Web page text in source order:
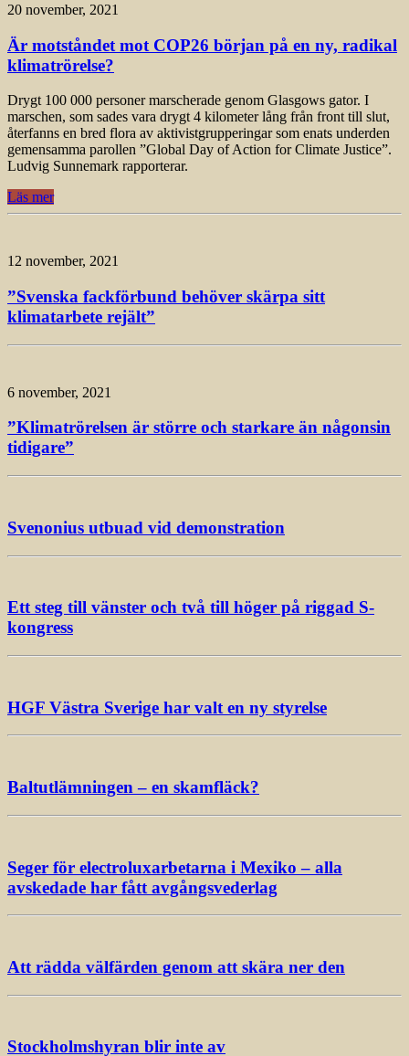
20 november, 2021
Är motståndet mot COP26 början på en ny, radikal
klimatrörelse?
Drygt 100 000 personer marscherade genom Glasgows gator. I
marschen, som sades vara drygt 4 kilometer lång från front till slut,
återfanns en bred flora av aktivistgrupperingar som enats underden
gemensamma parollen ”Global Day of Action for Climate Justice”.
Ludvig Sunnemark rapporterar.
Läs mer
12 november, 2021
”Svenska fackförbund behöver skärpa sitt
klimatarbete rejält”
6 november, 2021
”Klimatrörelsen är större och starkare än någonsin
tidigare”
Svenonius utbuad vid demonstration
Ett steg till vänster och två till höger på riggad S-
kongress
HGF Västra Sverige har valt en ny styrelse
Baltutlämningen – en skamfläck?
Seger för electroluxarbetarna i Mexiko – alla
avskedade har fått avgångsvederlag
Att rädda välfärden genom att skära ner den
Stockholmshyran blir inte av